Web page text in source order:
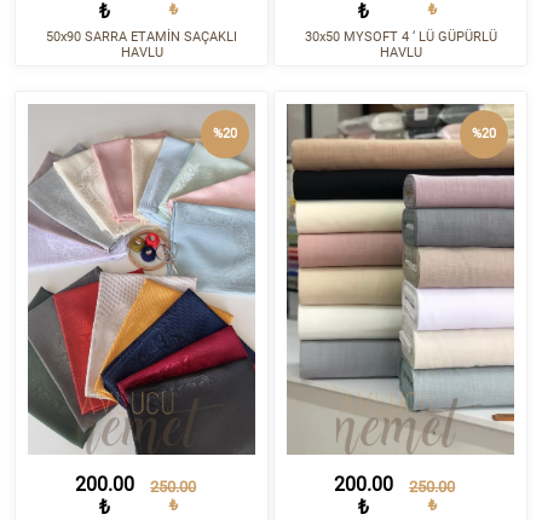
₺
₺
50x90 SARRA ETAMİN SAÇAKLI
HAVLU
₺
₺
30x50 MYSOFT 4 ‘ LÜ GÜPÜRLÜ
HAVLU
200.00
₺
250.00
₺
%20
200.00
₺
250.00
₺
%20